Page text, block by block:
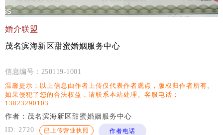
婚介联盟
茂名滨海新区甜蜜婚姻服务中心
信息编号： 250119-1001
温馨提示：以上信息由作者上传仅代表作者观点，版权归作者所有。
如果侵犯了您的合法权益，请联系本站处理。客服电话：
13823290103
作者： 茂名滨海新区甜蜜婚姻服务中心
ID: 2720
已上传营业执照 作者电话